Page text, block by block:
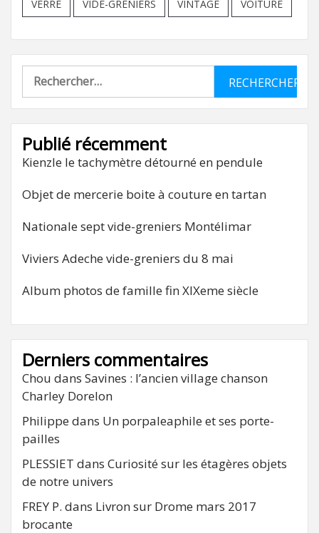
VERRE VIDE-GRENIERS VINTAGE VOITURE
Rechercher :
Publié récemment
Kienzle le tachymètre détourné en pendule
Objet de mercerie boite à couture en tartan
Nationale sept vide-greniers Montélimar
Viviers Adeche vide-greniers du 8 mai
Album photos de famille fin XIXeme siècle
Derniers commentaires
Chou dans Savines : l’ancien village chanson
Charley Dorelon
Philippe dans Un porpaleaphile et ses porte-
pailles
PLESSIET dans Curiosité sur les étagères objets
de notre univers
FREY P. dans Livron sur Drome mars 2017
brocante